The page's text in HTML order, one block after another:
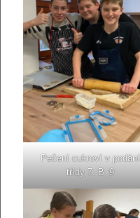
Pečení cukroví v podání
třídy 7. B_9